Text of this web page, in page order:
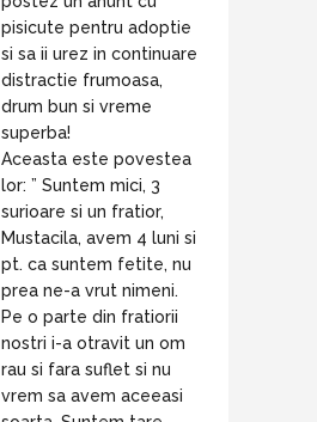
pisicute pentru adoptie
si sa ii urez in continuare
distractie frumoasa,
drum bun si vreme
superba!
Aceasta este povestea
lor: ” Suntem mici, 3
surioare si un fratior,
Mustacila, avem 4 luni si
pt. ca suntem fetite, nu
prea ne-a vrut nimeni.
Pe o parte din fratiorii
nostri i-a otravit un om
rau si fara suflet si nu
vrem sa avem aceeasi